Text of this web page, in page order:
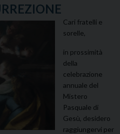
Cari fratelli e
sorelle,
in prossimità
della
celebrazione
annuale del
Mistero
Pasquale di
Gesù, desidero
raggiungervi per